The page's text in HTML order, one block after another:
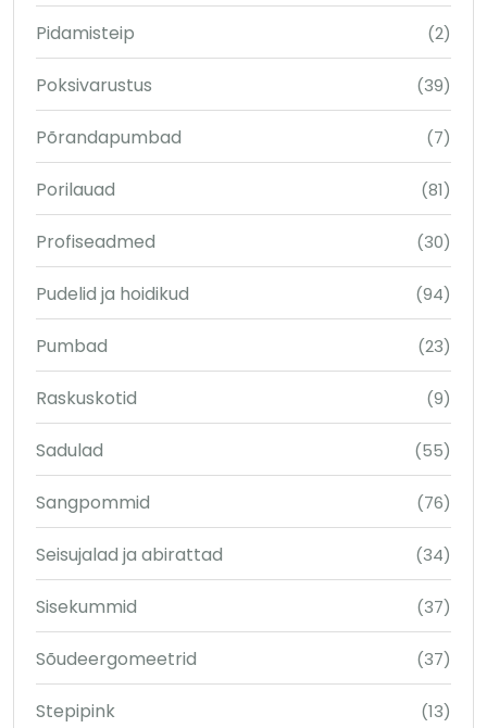
Pidamisteip (2)
Poksivarustus (39)
Põrandapumbad (7)
Porilauad (81)
Profiseadmed (30)
Pudelid ja hoidikud (94)
Pumbad (23)
Raskuskotid (9)
Sadulad (55)
Sangpommid (76)
Seisujalad ja abirattad (34)
Sisekummid (37)
Sõudeergomeetrid (37)
Stepipink (13)